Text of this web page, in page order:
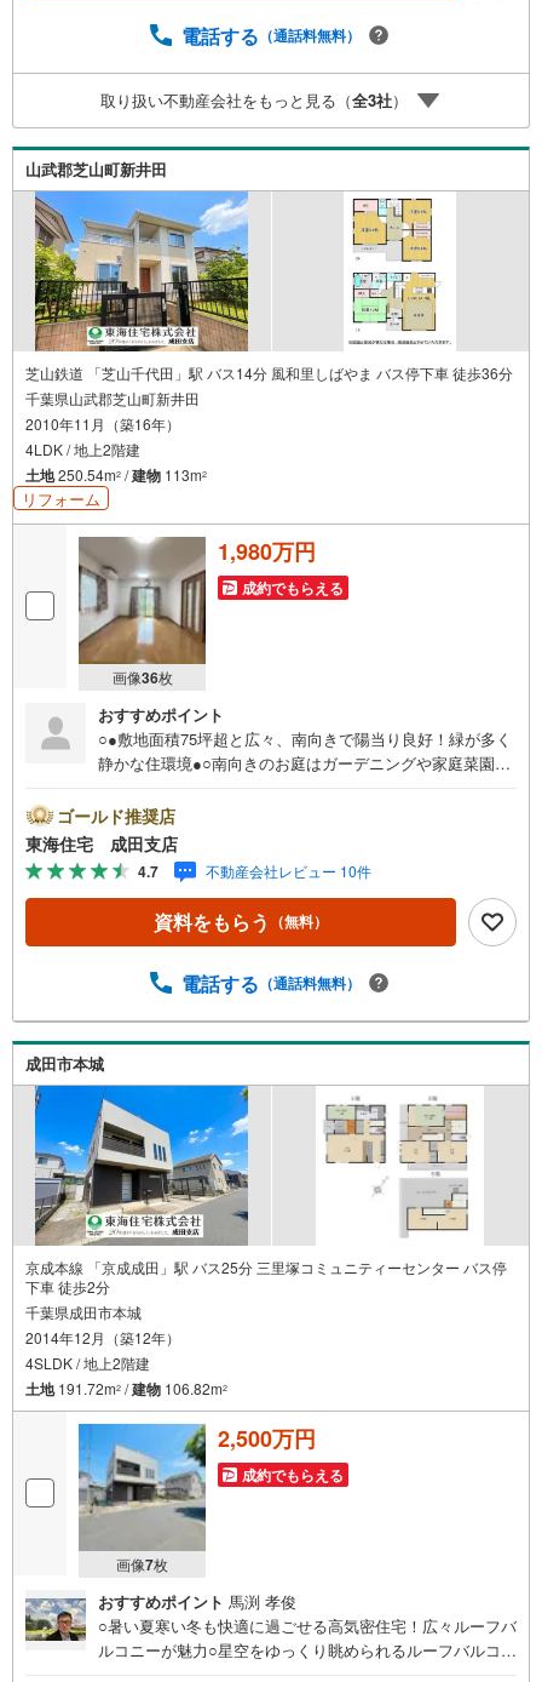
電話する （通話料無料）
取り扱い不動産会社をもっと見る（全3社）
山武郡芝山町新井田
芝山鉄道 「芝山千代田」駅 バス14分 風和里しばやま バス停下車 徒歩36分
千葉県山武郡芝山町新井田
2010年11月（築16年）
4LDK / 地上2階建
土地250.54m2 /建物 113m2
リフォーム
画像36枚
1,980万円
成約でもらえる
おすすめポイント
○●敷地面積75坪超と広々、南向きで陽当り良好！緑が多く
静かな住環境●○南向きのお庭はガーデニングや家庭菜園も
す、ぜひ一度現地をご覧下さい
ゴールド推奨店
東海住宅 成田支店
4.7 不動産会社レビュー 10件
資料をもらう （無料）
電話する （通話料無料）
成田市本城
京成本線 「京成成田」駅 バス25分 三里塚コミュニティーセンター バス停
下車 徒歩2分
千葉県成田市本城
2014年12月（築12年）
4SLDK / 地上2階建
土地191.72m2 /建物 106.82m2
画像7枚
2,500万円
成約でもらえる
おすすめポイント 馬渕 孝俊
○暑い夏寒い冬も快適に過ごせる高気密住宅！広々ルーフバ
ルコニーが魅力○星空をゆっくり眺められるルーフバルコニ